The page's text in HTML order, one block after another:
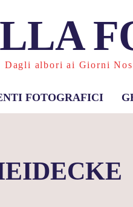
Dagli albori ai Giorni
FOTOGRAFICI